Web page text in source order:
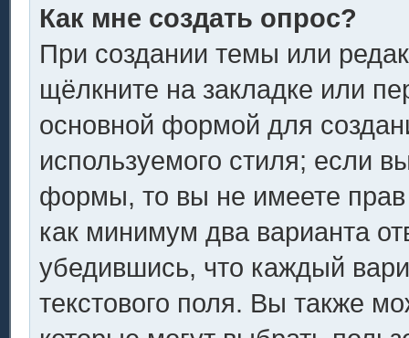
Как мне создать опрос?
При создании темы или
щёлкните на закладке или
основной формой для
используемого стиля; если
формы, то вы не имеете прав
как минимум два варианта
убедившись, что каждый
текстового поля. Вы также